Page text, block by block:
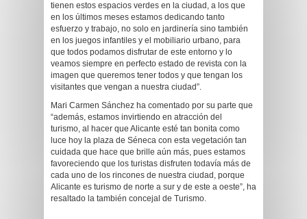
tienen estos espacios verdes en la ciudad, a los que
en los últimos meses estamos dedicando tanto
esfuerzo y trabajo, no solo en jardinería sino también
en los juegos infantiles y el mobiliario urbano, para
que todos podamos disfrutar de este entorno y lo
veamos siempre en perfecto estado de revista con la
imagen que queremos tener todos y que tengan los
visitantes que vengan a nuestra ciudad”.
Mari Carmen Sánchez ha comentado por su parte que
“además, estamos invirtiendo en atracción del
turismo, al hacer que Alicante esté tan bonita como
luce hoy la plaza de Séneca con esta vegetación tan
cuidada que hace que brille aún más, pues estamos
favoreciendo que los turistas disfruten todavía más de
cada uno de los rincones de nuestra ciudad, porque
Alicante es turismo de norte a sur y de este a oeste”, ha
resaltado la también concejal de Turismo.